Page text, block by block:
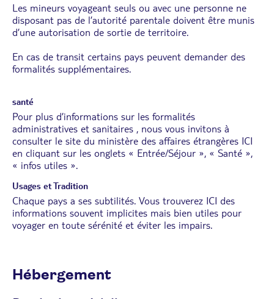
Les mineurs voyageant seuls ou avec une personne ne
disposant pas de l’autorité parentale doivent être munis
d’une autorisation de sortie de territoire.
En cas de transit certains pays peuvent demander des
formalités supplémentaires.
santé
Pour plus d’informations sur les formalités
administratives et sanitaires , nous vous invitons à
consulter le site du ministère des affaires étrangères ICI
en cliquant sur les onglets « Entrée/Séjour », « Santé »,
« infos utiles ».
Usages et Tradition
Chaque pays a ses subtilités. Vous trouverez ICI des
informations souvent implicites mais bien utiles pour
voyager en toute sérénité et éviter les impairs.
Hébergement